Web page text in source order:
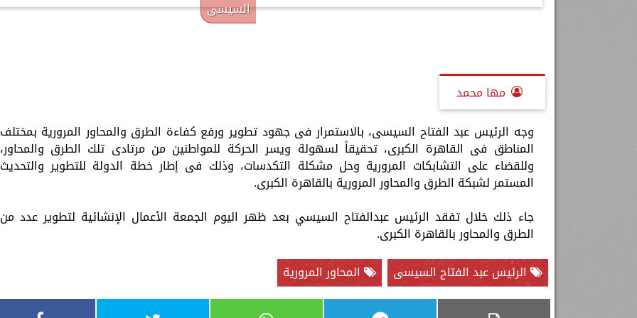
السيسى
مها محمد
وجه الرئيس عبد الفتاح السيسى، بالاستمرار فى جهود تطوير ورفع كفاءة الطرق والمحاور المرورية بمختلف
المناطق فى القاهرة الكبرى، تحقيقاً لسهولة ويسر الحركة للمواطنين من مرتادى تلك الطرق والمحاور،
وللقضاء على التشابكات المرورية وحل مشكلة التكدسات، وذلك فى إطار خطة الدولة للتطوير والتحديث
المستمر لشبكة الطرق والمحاور المرورية بالقاهرة الكبرى.
جاء ذلك خلال تفقد الرئيس عبدالفتاح السيسي بعد ظهر اليوم الجمعة الأعمال الإنشائية لتطوير عدد من
الطرق والمحاور بالقاهرة الكبرى.
الرئيس عبد الفتاح السيسى
المحاور المرورية
الكاتبة إلهام شرشر تهنئ الرئيس